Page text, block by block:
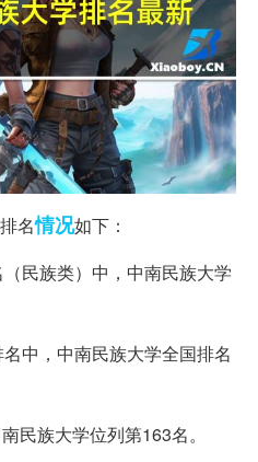
名情况如下：
民族类）中，中南民族大学
中，中南民族大学全国排名
民族大学位列第163名。